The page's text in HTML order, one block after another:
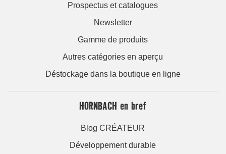
Prospectus et catalogues
Newsletter
Gamme de produits
Autres catégories en aperçu
Déstockage dans la boutique en ligne
HORNBACH en bref
Blog CRÉATEUR
Développement durable